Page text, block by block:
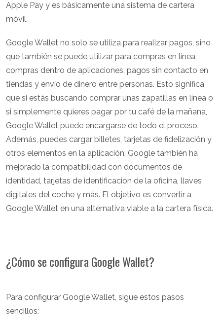
Apple Pay y es básicamente una sistema de cartera
móvil.
Google Wallet no solo se utiliza para realizar pagos, sino
que también se puede utilizar para compras en línea,
compras dentro de aplicaciones, pagos sin contacto en
tiendas y envío de dinero entre personas. Esto significa
que si estás buscando comprar unas zapatillas en línea o
si simplemente quieres pagar por tu café de la mañana,
Google Wallet puede encargarse de todo el proceso.
Además, puedes cargar billetes, tarjetas de fidelización y
otros elementos en la aplicación. Google también ha
mejorado la compatibilidad con documentos de
identidad, tarjetas de identificación de la oficina, llaves
digitales del coche y más. El objetivo es convertir a
Google Wallet en una alternativa viable a la cartera física.
¿Cómo se configura Google Wallet?
Para configurar Google Wallet, sigue estos pasos
sencillos: